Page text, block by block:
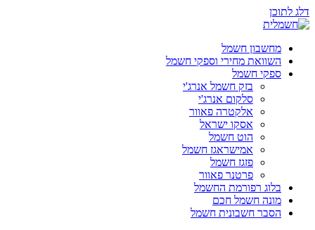
דלג לתוכן
מחשבון חשמל
השוואת מחירי וספקי חשמל
ספקי חשמל
בזק חשמל אנרג'י
סלקום אנרג'י
אלקטרה פאוור
אסקו ישראל
הוט חשמל
אמישראגז חשמל
פזגז חשמל
פרטנר פאוור
בלוג רפורמת החשמל
מונה חשמל חכם
הסבר חשבונית חשמל